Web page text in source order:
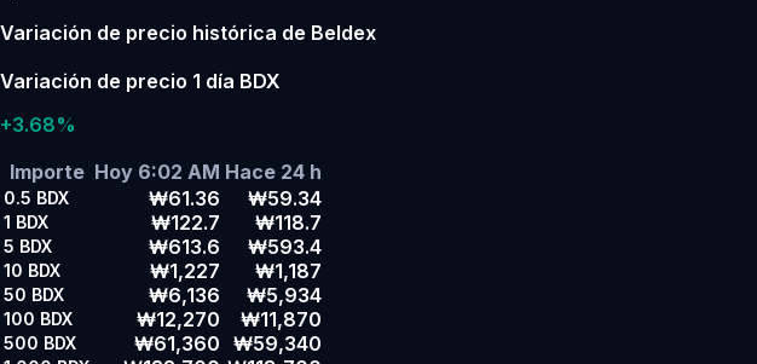
Variación de precio histórica de Beldex
Variación de precio 1 día BDX
+3.68%
Importe Hoy 6:02 AM Hace 24 h
0.5 BDX ₩61.36 ₩59.34
1 BDX ₩122.7 ₩118.7
5 BDX ₩613.6 ₩593.4
10 BDX ₩1,227 ₩1,187
50 BDX ₩6,136 ₩5,934
100 BDX ₩12,270 ₩11,870
500 BDX ₩61,360 ₩59,340